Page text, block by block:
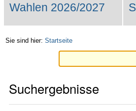
Wahlen 2026/2027
Sie sind hier: Startseite
Suchergebnisse